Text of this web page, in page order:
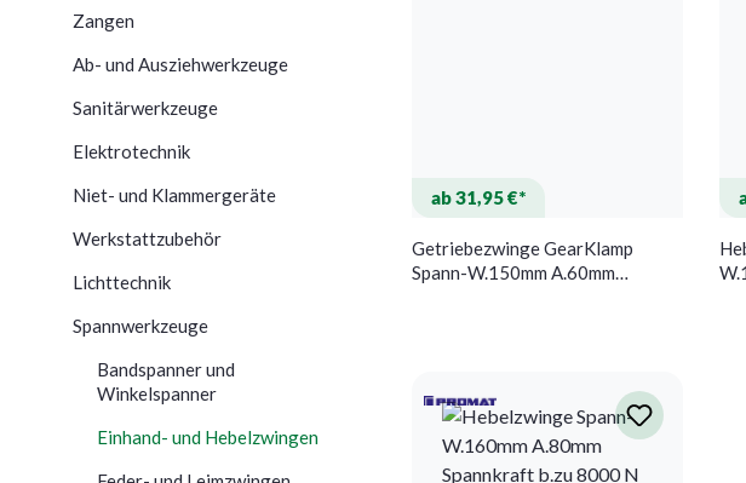
Zangen
Ab- und Ausziehwerkzeuge
Sanitärwerkzeuge
Elektrotechnik
Niet- und Klammergeräte
Werkstattzubehör
Lichttechnik
Spannwerkzeuge
Bandspanner und
Winkelspanner
Einhand- und Hebelzwingen
ab 31,95 €*
Getriebezwinge GearKlamp
Spann-W.150mm A.60mm